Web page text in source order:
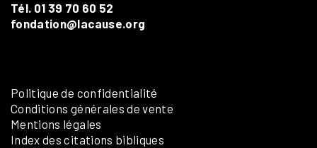
Tél. 01 39 70 60 52
fondation@lacause.org
Politique de confidentialité
Conditions générales de vente
Mentions légales
Index des citations bibliques